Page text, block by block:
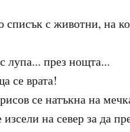
с животни, на
лупа... през нощта...
се врата!
се натъкна на
на север за да